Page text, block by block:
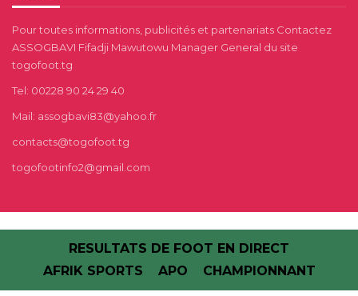
Pour toutes informations, publicités et partenariats Contactez
ASSOGBAVI Fifadji Mawutowu Manager General du site
togofoot.tg
Tel: 00228 90 24 29 40
Mail: assogbavi83@yahoo.fr
contacts@togofoot.tg
togofootinfo2@gmail.com
RESULTATS DE FOOT EN DIRECT
AFRIK SPORTS
APO CHAMPIONNANT